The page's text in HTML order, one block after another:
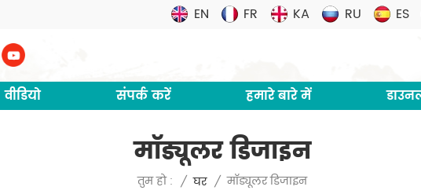
EN FR KA RU ES
वीडियो संपर्क करें हमारे बारे में
मॉड्यूलर डिजाइन
तुम हो : / घर / मॉड्यूलर डिजाइन